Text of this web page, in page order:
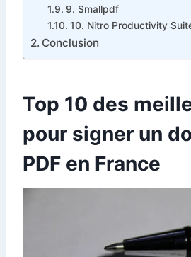
9. Smallpdf
10. Nitro Productivity
Conclusion
Top 10 des
pour signer un
PDF en France